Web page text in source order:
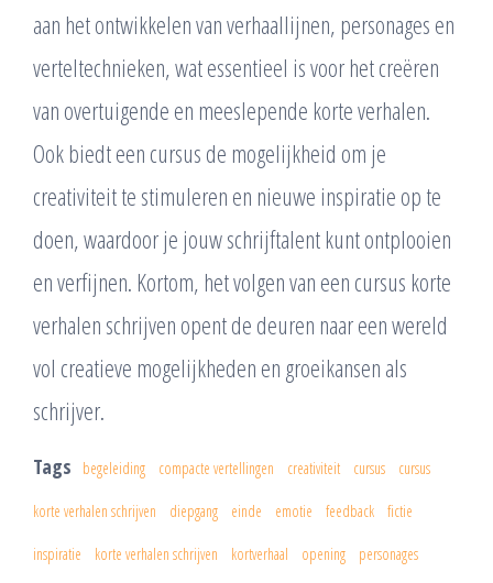
aan het ontwikkelen van verhaallijnen, personages en
verteltechnieken, wat essentieel is voor het creëren
van overtuigende en meeslepende korte verhalen.
Ook biedt een cursus de mogelijkheid om je
creativiteit te stimuleren en nieuwe inspiratie op te
doen, waardoor je jouw schrijftalent kunt ontplooien
en verfijnen. Kortom, het volgen van een cursus korte
verhalen schrijven opent de deuren naar een wereld
vol creatieve mogelijkheden en groeikansen als
schrijver.
Tags begeleiding compacte vertellingen creativiteit cursus cursus
korte verhalen schrijven diepgang einde emotie feedback fictie
inspiratie korte verhalen schrijven kortverhaal opening personages